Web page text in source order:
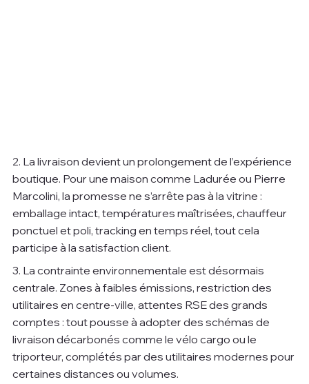
2. La livraison devient un prolongement de l’expérience
boutique. Pour une maison comme Ladurée ou Pierre
Marcolini, la promesse ne s’arrête pas à la vitrine :
emballage intact, températures maîtrisées, chauffeur
ponctuel et poli, tracking en temps réel, tout cela
participe à la satisfaction client.
3. La contrainte environnementale est désormais
centrale. Zones à faibles émissions, restriction des
utilitaires en centre-ville, attentes RSE des grands
comptes : tout pousse à adopter des schémas de
livraison décarbonés comme le vélo cargo ou le
triporteur, complétés par des utilitaires modernes pour
certaines distances ou volumes.